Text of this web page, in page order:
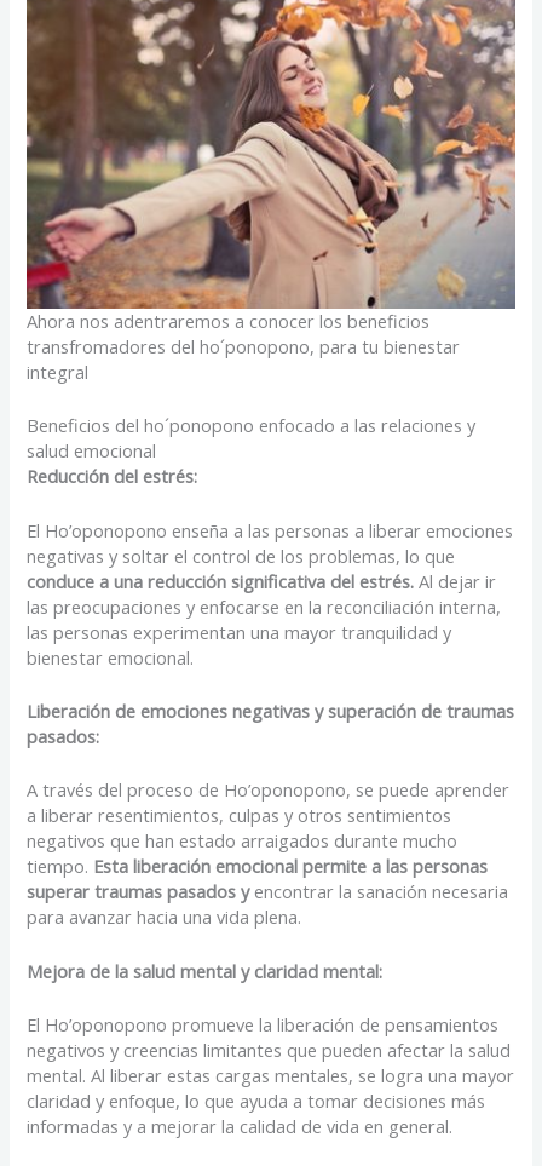
Ahora nos adentraremos a conocer los beneficios
transfromadores del ho´ponopono, para tu bienestar
integral
Beneficios del ho´ponopono enfocado a las relaciones y
salud emocional
Reducción del estrés:
El Ho’oponopono enseña a las personas a liberar emociones
negativas y soltar el control de los problemas, lo que
conduce a una reducción significativa del estrés.Al dejar ir
las preocupaciones y enfocarse en la reconciliación interna,
las personas experimentan una mayor tranquilidad y
bienestar emocional.
Liberación de emociones negativas y superación de traumas
pasados:
A través del proceso de Ho’oponopono, se puede aprender
a liberar resentimientos, culpas y otros sentimientos
negativos que han estado arraigados durante mucho
tiempo. Esta liberación emocional permite a las personas
superar traumas pasados y encontrar la sanación necesaria
para avanzar hacia una vida plena.
Mejora de la salud mental y claridad mental:
El Ho’oponopono promueve la liberación de pensamientos
negativos y creencias limitantes que pueden afectar la salud
mental. Al liberar estas cargas mentales, se logra una mayor
claridad y enfoque, lo que ayuda a tomar decisiones más
informadas y a mejorar la calidad de vida en general.